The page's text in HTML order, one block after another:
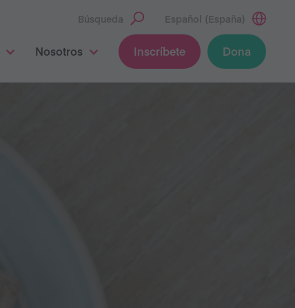
Búsqueda Español (España)
Nosotros Inscríbete Dona